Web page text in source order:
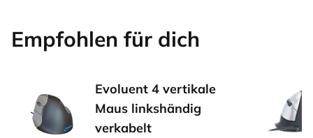
Empfohlen für dich
Evoluent 4 vertikale
Maus linkshändig
verkabelt